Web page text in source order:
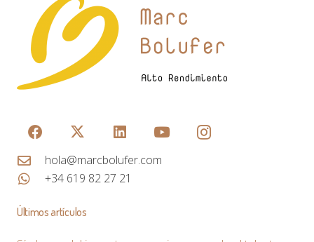
El Síndrome de Münchausen en el Trabajo
hace 2 años